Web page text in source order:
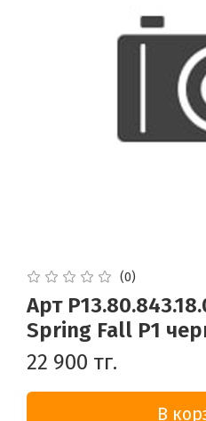
(0)
Арт
Spring Fall P1
22 900 тг.
В